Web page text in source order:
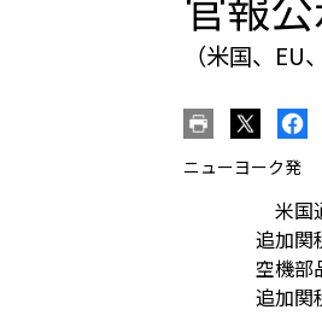
（米国、EU
ニューヨーク発
米国
追加関
空機部
追加関